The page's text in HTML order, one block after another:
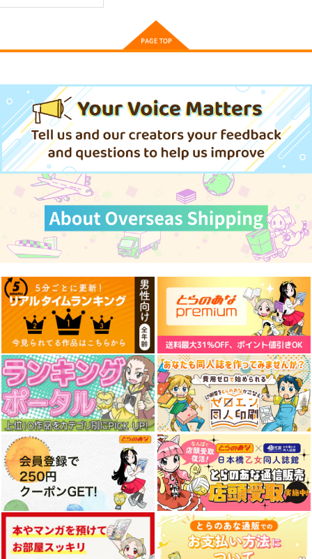
1,000円
サンプル
カート
専売
円（税込）
ホロライブ
カート
サンプル
カート
HOLO A LIVE
tex-mex
1,100円（税込）
ホロライブ
サンプル
カート
ホローションサマー
Z-Less
660 （税込）
ホロライブ
兎田ぺこら
宝鐘マリン
雪花ラミィサンプル
カート
Holoらくがき集
tex-mex
専売 917円（税込）
ホロライブ
サンプル
カート